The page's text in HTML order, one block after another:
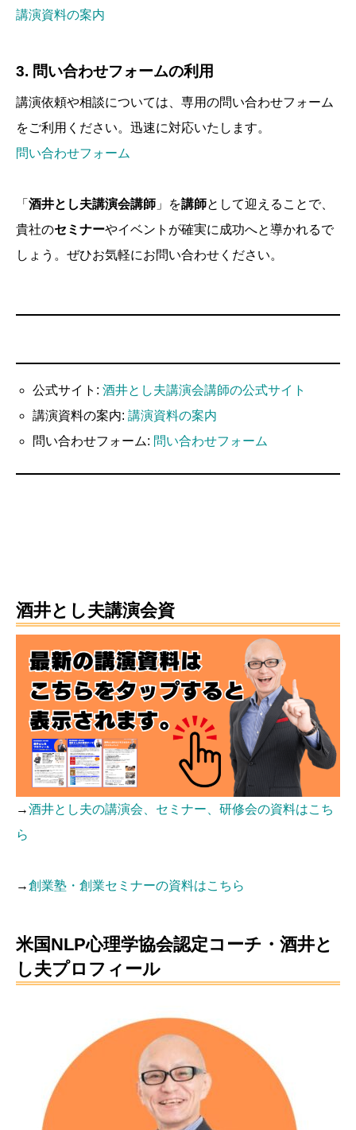
講演資料の案内
3. 問い合わせフォームの利用
講演依頼や相談については、専用の問い合わせフォーム
をご利用ください。迅速に対応いたします。
問い合わせフォーム
「 酒井とし夫講演会講師 」を講師として迎えることで、
貴社のセミナーやイベントが確実に成功へと導かれるで
しょう。ぜひお気軽にお問い合わせください。
公式サイト: 酒井とし夫講演会講師の公式サイト
講演資料の案内: 講演資料の案内
問い合わせフォーム: 問い合わせフォーム
酒井とし夫講演会資
→酒井とし夫の講演会、セミナー、研修会の資料はこち
ら
→創業塾・創業セミナーの資料はこちら
米国NLP心理学協会認定コーチ・酒井と
し夫プロフィール